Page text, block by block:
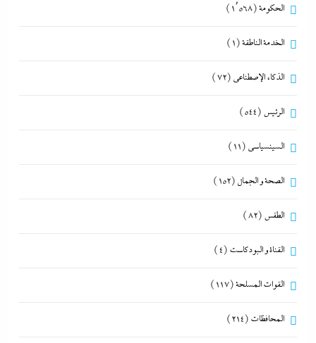
الحكومة(1٬568)
الخدمة الناطقة(1)
الذكاء الإصطناعي (72)
الرئيس (544)
السينسياسي (11)
الصحة و الجمال (152)
الطقس (82)
القناة و البودكاست (4)
القوات المسلحة(117)
المحافظات (214)